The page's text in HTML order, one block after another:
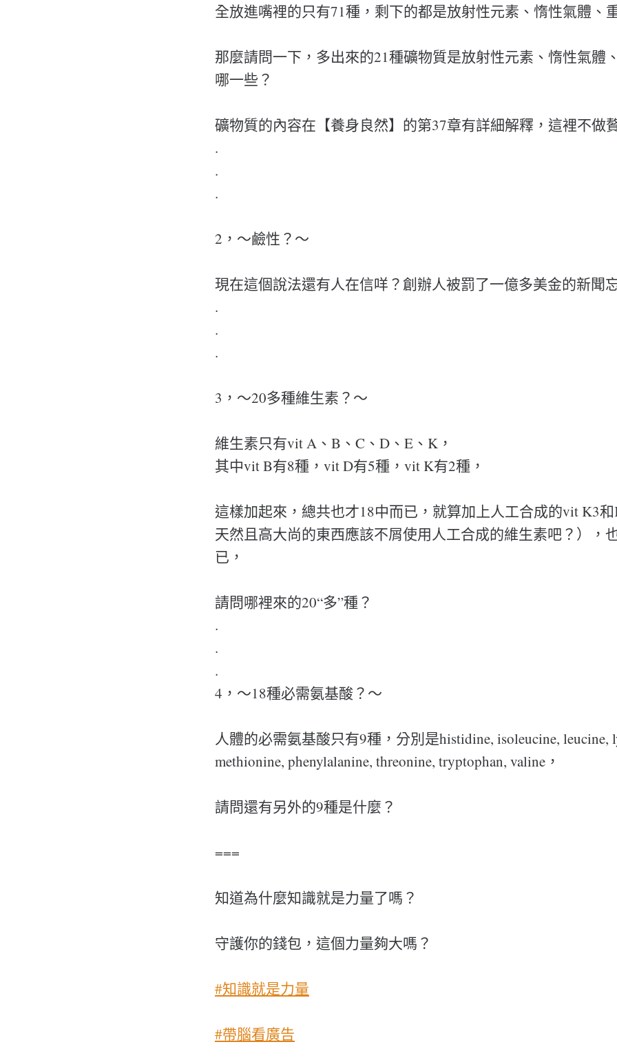
全放進嘴裡的只有71種，剩下的都是放射性元素、惰性氣體、
那麼請問一下，多出來的21種礦物質是放射性元素、惰性氣體
哪一些？
礦物質的內容在【養身良然】的第37章有詳細解釋，這裡不做
.
.
.
2，～鹼性？～
現在這個說法還有人在信咩？創辦人被罰了一億多美金的新聞
.
.
.
3，～20多種維生素？～
維生素只有vit A、B、C、D、E、K，
其中vit B有8種，vit D有5種，vit K有2種，
這樣加起來，總共也才18中而已，就算加上人工合成的vit K3
天然且高大尚的東西應該不屑使用人工合成的維生素吧？），
已，
請問哪裡來的20“多”種？
.
.
.
4，～18種必需氨基酸？～
人體的必需氨基酸只有9種，分別是histidine, isoleucine, leucine,
methionine, phenylalanine, threonine, tryptophan, valine，
請問還有另外的9種是什麼？
===
知道為什麼知識就是力量了嗎？
守護你的錢包，這個力量夠大嗎？
#知識就是力量
#帶腦看廣告